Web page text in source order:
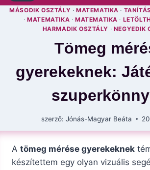
MÁSODIK OSZTÁLY · MATEMATIKA ·
·MATEMATIKA · MATEMATIKA ·
HARMADIK OSZTÁLY · NEGYEDIK
Tömeg
gyerekeknek:
szerző: Jónás-Magyar Beáta
A tömeg mérése gyerekeknek
készítettem egy olyan vizuális